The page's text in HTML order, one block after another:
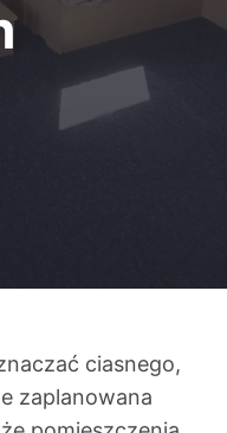
ciasnego,
zaplanowana